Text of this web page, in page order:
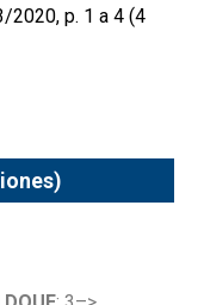
2020, p. 1 a 4 (4